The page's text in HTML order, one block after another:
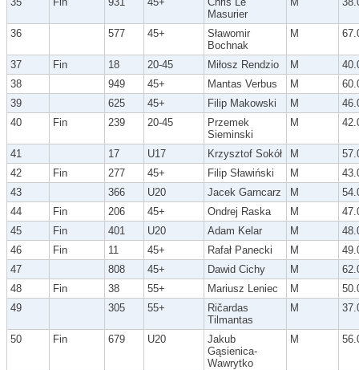
Masurier
36 577 45+
Sławomir
Bochnak
M
37 Fin 18 20-45 Miłosz Rendzio M
38
949 45+ Mantas Verbus M
39
625 45+ Filip Makowski M
40
Fin 239 20-45
Przemek
Sieminski
M
41 17 U17 Krzysztof Sokół M
42
Fin 277 45+ Filip Sławiński M
43
366 U20 Jacek Garncarz M
44
Fin 206 45+ Ondrej Raska M
45
Fin 401 U20 Adam Kelar M
46
Fin 11 45+ Rafał Panecki M
47
808 45+ Dawid Cichy M
48
Fin 38 55+ Mariusz Leniec M
49
305 55+
Ričardas
Tilmantas
M
50 Fin 679 U20
Jakub
Gąsienica-
Wawrytko
M